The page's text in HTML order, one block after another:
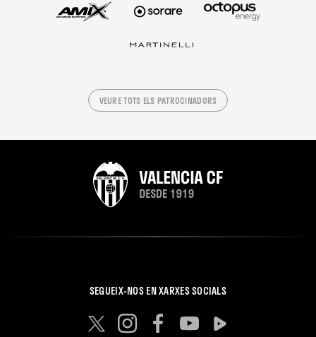
VEURE TOTS ELS PATROCINADORS
SEGUEIX-NOS EN XARXES SOCIALS